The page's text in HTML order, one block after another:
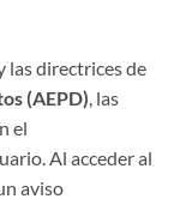
las directrices de
(AEPD), las
el
Al acceder al
aviso